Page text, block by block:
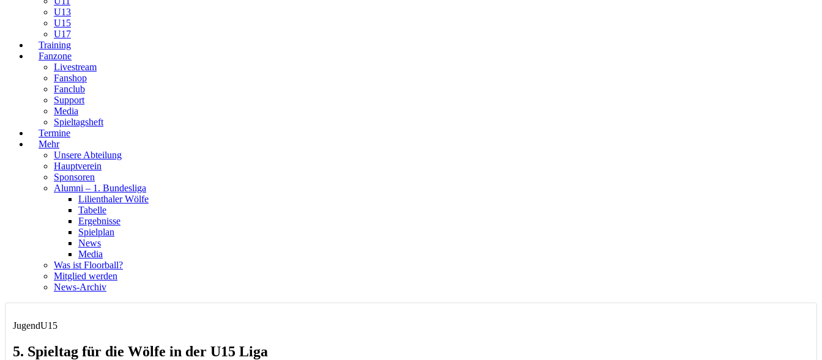
U13
U15
U17
Training
Fanzone
Livestream
Fanshop
Fanclub
Support
Media
Spieltagsheft
Termine
Mehr
Unsere Abteilung
Hauptverein
Sponsoren
Alumni – 1. Bundesliga
Lilienthaler Wölfe
Tabelle
Ergebnisse
Spielplan
News
Media
Was ist Floorball?
Mitglied werden
News-Archiv
JugendU15
5. Spieltag für die Wölfe in der U15 Liga